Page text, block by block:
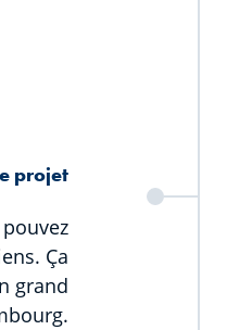
projet
Ça
grand